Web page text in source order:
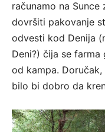
računamo na
dovršiti pakovanje
odvesti kod Denija
Deni?) čija se
od kampa.
bilo bi dobro da